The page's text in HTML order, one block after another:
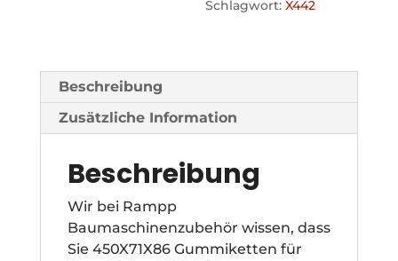
Schlagwort:X442
Beschreibung
Zusätzliche Information
Beschreibung
Wir bei Rampp
Baumaschinenzubehör wissen, dass
Sie 450X71X86 Gummiketten für